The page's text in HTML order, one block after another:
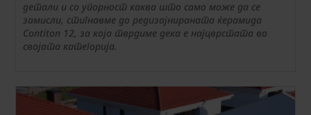
детали и со упорност каква што само може да се
замисли, стигнавме до редизајнираната ќерамида
Contiton 12, за која тврдиме дека е најцврстата во
својата категорија.